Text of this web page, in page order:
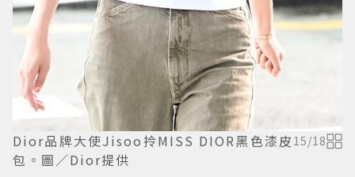
Dior品牌大使Jisoo拎MISS DIOR黑色漆皮
包。圖／Dior提供
15/18